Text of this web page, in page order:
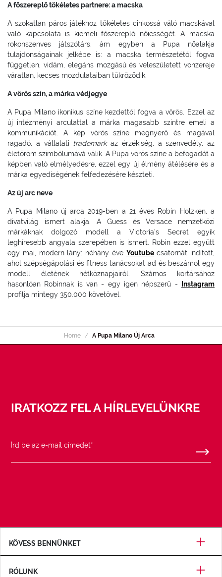
A főszereplő tökéletes partnere: a macska
A szokatlan páros játékhoz tökéletes cinkossá váló macskával
való kapcsolata is kiemeli főszereplő nőiességét. A macska
rokonszenves játszótárs, ám egyben a Pupa nőalakja
tulajdonságainak jelképe is: a macska természetétől fogva
független, vidám, elegáns mozgású és veleszületett vonzereje
váratlan, kecses mozdulataiban tükröződik.
A vörös szín, a márka védjegye
A Pupa Milano ikonikus színe kezdettől fogva a vörös. Ezzel az
új intézményi arculattal a márka magasabb szintre emeli a
kommunikációt. A kép vörös színe megnyerő és magával
ragadó, a vállalati trademarkaz érzékiség, a szenvedély, az
életöröm szimbólumává válik. A Pupa vörös színe a befogadót a
képben való elmélyedésre, ezzel egy új élmény átélésére és a
márka egyediségének felfedezésére készteti.
Az új arc neve
A Pupa Milano új arca 2019-ben a 21 éves Robin Holzken, a
divatvilág ismert alakja. A Guess és Versace nemzetközi
márkáknak dolgozó modell a Victoria’s Secret egyik
leghíresebb angyala szerepében is ismert. Robin ezzel együtt
egy mai, modern lány: néhány éve Youtubecsatornát indított,
ahol szépségápolási és fitness tanácsokat ad és beszámol egy
modell életének hétköznapjairól. Számos kortársához
hasonlóan Robinnak is van - egy igen népszerű -
Instagram
profilja mintegy 350.000 követővel.
Home A Pupa Milano Új Arca
IRATKOZZ FEL A HÍRLEVELÜNKRE
KÖVESS BENNÜNKET
RÓLUNK